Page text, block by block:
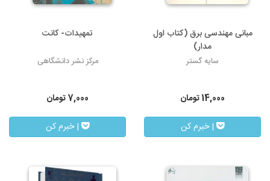
مبانی مهندسی برق (کتاب اول
مدار)
سایه گستر
14,000تومان
| خبرم کن
تمهیدات- کانت
مرکز نشر دانشگاهی
7,000تومان
| خبرم کن